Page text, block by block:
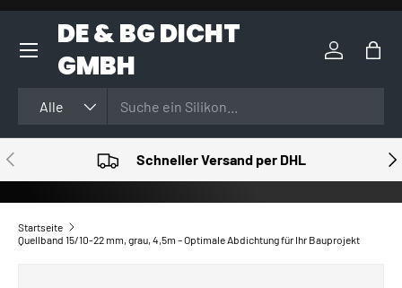
DIREKT ZUM INHALT
DE & BG DICHT
GMBH
Alle
Einloggen
VORHERIGE Schneller Versand per DHL
Startseite
Quellband 15/10-22 mm, grau, 4,5m – Optimale Abdichtung für Ihr Bauprojekt